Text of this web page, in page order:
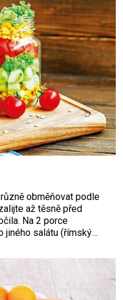
obměňovat podle
až těsně před
Na 2 porce
jiného salátu (římský
oleje ✿ 1 lžíci citronové